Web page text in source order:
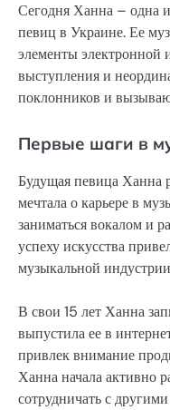
Сегодня Ханна – одна
певиц в Украине. Ее
элементы электронной
выступления и
поклонников и
Первые шаги в
Будущая певица Ханна
мечтала о карьере в
заниматься вокалом и
успеху искусства
музыкальной
В свои 15 лет Ханна
выпустила ее в
привлек внимание
Ханна начала активно
сотрудничать с